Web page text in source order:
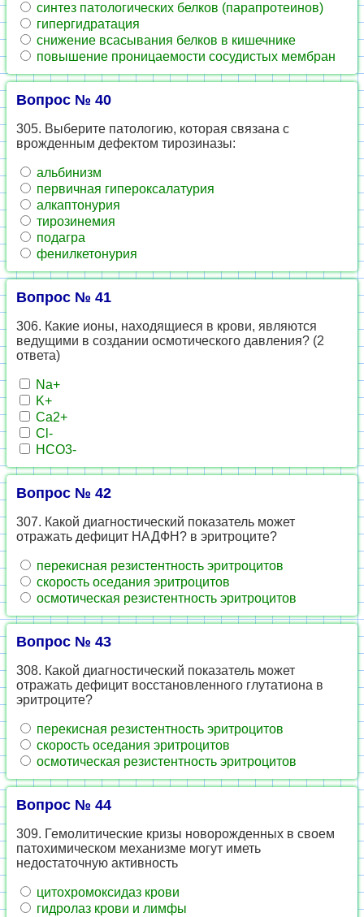
синтез патологических белков (парапротеинов)
гипергидратация
снижение всасывания белков в кишечнике
повышение проницаемости сосудистых мембран
Вопрос № 40
305. Выберите патологию, которая связана с
врожденным дефектом тирозиназы:
альбинизм
первичная гипероксалатурия
алкаптонурия
тирозинемия
подагра
фенилкетонурия
Вопрос № 41
306. Какие ионы, находящиеся в крови, являются
ведущими в создании осмотического давления? (2
ответа)
Na+
K+
Ca2+
Cl-
HCO3-
Вопрос № 42
307. Какой диагностический показатель может
отражать дефицит НАДФН? в эритроците?
перекисная резистентность эритроцитов
скорость оседания эритроцитов
осмотическая резистентность эритроцитов
Вопрос № 43
308. Какой диагностический показатель может
отражать дефицит восстановленного глутатиона в
эритроците?
перекисная резистентность эритроцитов
скорость оседания эритроцитов
осмотическая резистентность эритроцитов
Вопрос № 44
309. Гемолитические кризы новорожденных в своем
патохимическом механизме могут иметь
недостаточную активность
цитохромоксидаз крови
гидролаз крови и лимфы